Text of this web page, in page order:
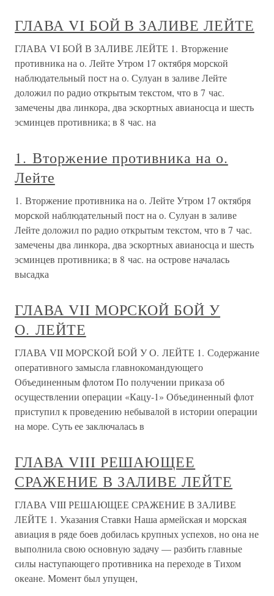
ГЛАВА VI БОЙ В ЗАЛИВЕ ЛЕЙТЕ
ГЛАВА VI БОЙ В ЗАЛИВЕ ЛЕЙТЕ 1. Вторжение
противника на о. Лейте Утром 17 октября морской
наблюдательный пост на о. Сулуан в заливе Лейте
доложил по радио открытым текстом, что в 7 час.
замечены два линкора, два эскортных авианосца и шесть
эсминцев противника; в 8 час. на
1. Вторжение противника на о.
Лейте
1. Вторжение противника на о. Лейте Утром 17 октября
морской наблюдательный пост на о. Сулуан в заливе
Лейте доложил по радио открытым текстом, что в 7 час.
замечены два линкора, два эскортных авианосца и шесть
эсминцев противника; в 8 час. на острове началась
высадка
ГЛАВА VII МОРСКОЙ БОЙ У
О. ЛЕЙТЕ
ГЛАВА VII МОРСКОЙ БОЙ У О. ЛЕЙТЕ 1. Содержание
оперативного замысла главнокомандующего
Объединенным флотом По получении приказа об
осуществлении операции «Кацу-1» Объединенный флот
приступил к проведению небывалой в истории операции
на море. Суть ее заключалась в
ГЛАВА VIII РЕШАЮЩЕЕ
СРАЖЕНИЕ В ЗАЛИВЕ ЛЕЙТЕ
ГЛАВА VIII РЕШАЮЩЕЕ СРАЖЕНИЕ В ЗАЛИВЕ
ЛЕЙТЕ 1. Указания Ставки Наша армейская и морская
авиация в ряде боев добилась крупных успехов, но она не
выполнила свою основную задачу — разбить главные
силы наступающего противника на переходе в Тихом
океане. Момент был упущен,